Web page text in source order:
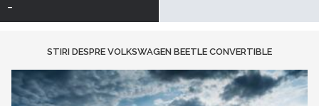
STIRI DESPRE VOLKSWAGEN BEETLE CONVERTIBLE